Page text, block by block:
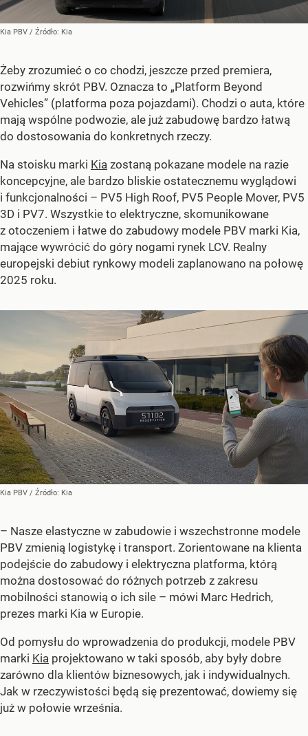
Kia PBV / Źródło: Kia
Żeby zrozumieć o co chodzi, jeszcze przed premiera,
rozwińmy skrót PBV. Oznacza to „Platform Beyond
Vehicles” (platforma poza pojazdami). Chodzi o auta, które
mają wspólne podwozie, ale już zabudowę bardzo łatwą
do dostosowania do konkretnych rzeczy.
Na stoisku marki Kia zostaną pokazane modele na razie
koncepcyjne, ale bardzo bliskie ostatecznemu wyglądowi
i funkcjonalności – PV5 High Roof, PV5 People Mover, PV5
3D i PV7. Wszystkie to elektryczne, skomunikowane
z otoczeniem i łatwe do zabudowy modele PBV marki Kia,
mające wywrócić do góry nogami rynek LCV. Realny
europejski debiut rynkowy modeli zaplanowano na połowę
2025 roku.
Kia PBV / Źródło: Kia
– Nasze elastyczne w zabudowie i wszechstronne modele
PBV zmienią logistykę i transport. Zorientowane na klienta
podejście do zabudowy i elektryczna platforma, którą
można dostosować do różnych potrzeb z zakresu
mobilności stanowią o ich sile – mówi Marc Hedrich,
prezes marki Kia w Europie.
Od pomysłu do wprowadzenia do produkcji, modele PBV
marki Kia projektowano w taki sposób, aby były dobre
zarówno dla klientów biznesowych, jak i indywidualnych.
Jak w rzeczywistości będą się prezentować, dowiemy się
już w połowie września.